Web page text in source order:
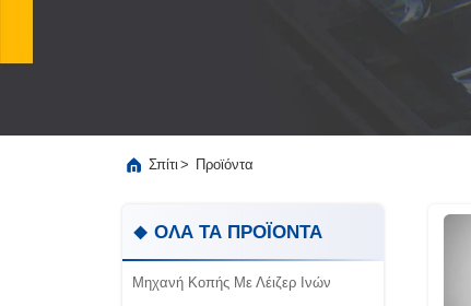
Σπίτι> Προϊόντα
ΟΛΑ ΤΑ ΠΡΟΪΟΝΤΑ
Μηχανή Κοπής Με Λέιζερ Ινών